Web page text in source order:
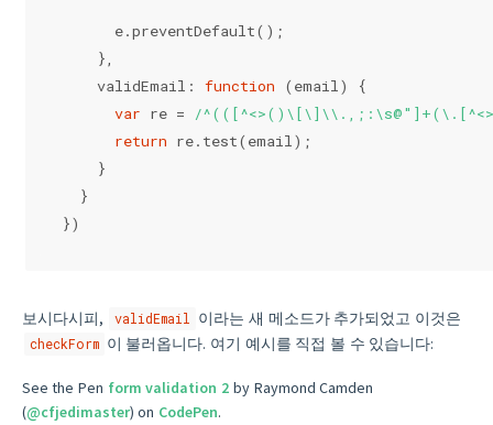
      e.preventDefault();
    },
    validEmail:
function ( email)
{
var re =
/
return re.test(email);
    }
  }
})
보시다시피, validEmail 이라는 새 메소드가 추가되었고 이것은
checkForm 이 불러옵니다. 여기 예시를 직접 볼 수 있습니다:
See the Pen form validation 2 by Raymond Camden
(@cfjedimaster) on CodePen.